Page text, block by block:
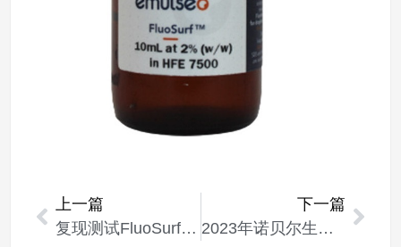
上一篇
复现测试FluoSurf表面活性剂在PMMA/COC芯片中产生油包水液滴微球
下一篇
2023年诺贝尔生理学或医学奖（碱基修饰/mRNA疫苗）